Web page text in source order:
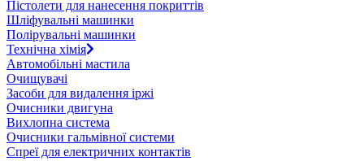
Пістолети для нанесення покриттів
Шліфувальні машинки
Полірувальні машинки
Технічна хімія
Автомобільні мастила
Очищувачі
Засоби для видалення іржі
Очисники двигуна
Вихлопна система
Очисники гальмівної системи
Спреї для електричних контактів